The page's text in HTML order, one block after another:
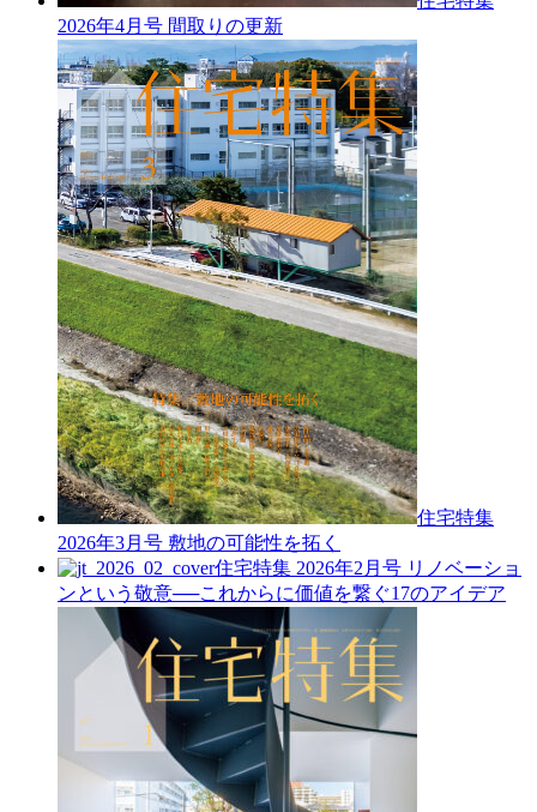
2026年4月号 間取りの更新
住宅特集
2026年3月号 敷地の可能性を拓く
住宅特集 2026年2月号 リノベーショ
ンという敬意──これからに価値を繋ぐ17のアイデア